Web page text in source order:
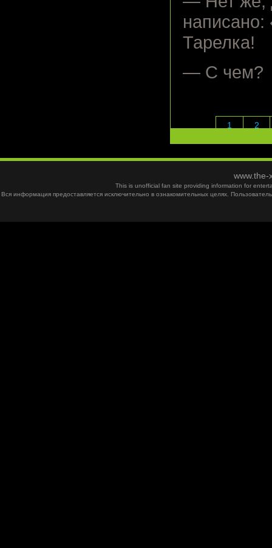
Тарелка!
— С чем?
1 2
This is unofficial fan site providing information for
Вся информация предоставляется исключительно в ознакомительных целях.